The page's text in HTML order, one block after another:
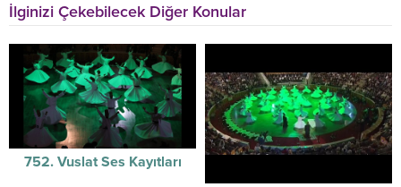
İlginizi Çekebilecek Diğer Konular
752. Vuslat Ses Kayıtları